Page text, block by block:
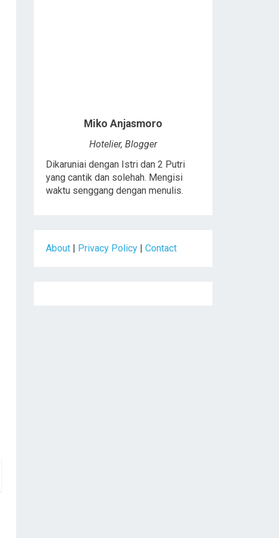
Miko Anjasmoro
Hotelier, Blogger
Dikaruniai dengan Istri dan 2 Putri
yang cantik dan solehah. Mengisi
waktu senggang dengan menulis.
About Privacy Policy Contact